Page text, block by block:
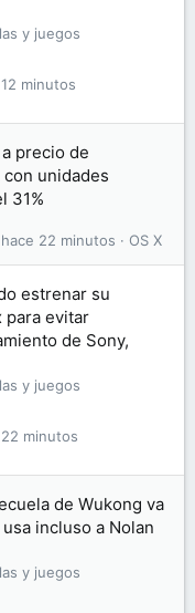
y juegos
minutos
precio de
unidades
31%
OS X
hace 22 minutos
estrenar su
para evitar
de Sony,
y juegos
minutos
de Wukong va
incluso a Nolan
y juegos